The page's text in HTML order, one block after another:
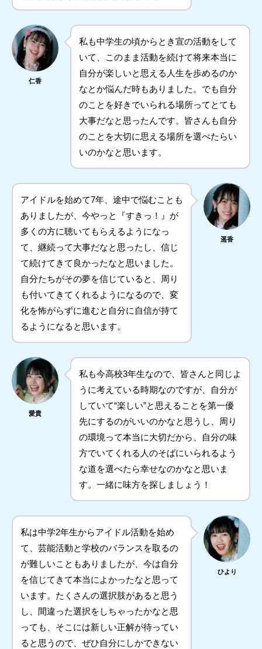
仁香
私も中学生の頃からとき宣の活動をして
いて、このまま活動を続けて将来本当に
自分が楽しいと思える人生を歩めるのか
なとか悩んだ時もありました。でも自分
のことを好きでいられる場所ってとても
大事だなと思ったんです。皆さんも自分
のことを大切に思える場所を選べたらい
いのかなと思います。
アイドルを始めて7年、途中で悩むことも
ありましたが、今やっと『すきっ！』が
多くの方に聴いてもらえるようになっ
て、継続って大事だなと思ったし、信じ
て続けてきて良かったなと思いました。
自分たちがその夢を信じていると、周り
も付いてきてくれるようになるので、変
化を怖がらずに進むと自分に自信が持て
るようになると思います。
遥香
愛貴
私も今高校3年生なので、皆さんと同じよ
うに考えている時期なのですが、自分が
していて“楽しい”と思えることを第一優
先にするのがいいのかなと思うし、周り
の環境って本当に大切だから、自分の味
方でいてくれる人のそばにいられるよう
な道を選べたら幸せなのかなと思いま
す。一緒に味方を探しましょう！
私は中学2年生からアイドル活動を始め
て、芸能活動と学校のバランスを取るの
が難しいこともありましたが、今は自分
を信じてきて本当によかったなと思って
います。たくさんの選択肢があると思う
し、間違った選択をしちゃったかなと思
っても、そこには新しい正解が待ってい
ると思うので、ぜひ自分にしかできない
ひより